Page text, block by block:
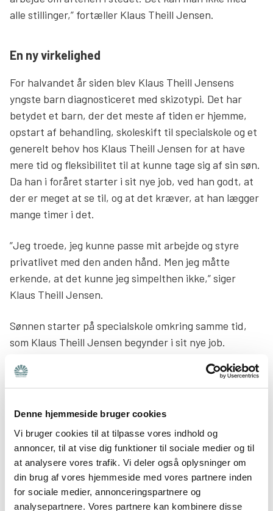
Denne hjemmeside bruger cookies
Vi bruger cookies til at tilpasse vores indhold og
annoncer, til at vise dig funktioner til sociale medier og til
at analysere vores trafik. Vi deler også oplysninger om
din brug af vores hjemmeside med vores partnere inden
for sociale medier, annonceringspartnere og
analysepartnere. Vores partnere kan kombinere disse
alle stillinger,” fortæller Klaus Theill Jensen.
En ny virkelighed
For halvandet år siden blev Klaus Theill Jensens
yngste barn diagnosticeret med skizotypi. Det har
betydet et barn, der det meste af tiden er hjemme,
opstart af behandling, skoleskift til specialskole og et
generelt behov hos Klaus Theill Jensen for at have
mere tid og fleksibilitet til at kunne tage sig af sin søn.
Da han i foråret starter i sit nye job, ved han godt, at
der er meget at se til, og at det kræver, at han lægger
mange timer i det.
”Jeg troede, jeg kunne passe mit arbejde og styre
privatlivet med den anden hånd. Men jeg måtte
erkende, at det kunne jeg simpelthen ikke,” siger
Klaus Theill Jensen.
Sønnen starter på specialskole omkring samme tid,
som Klaus Theill Jensen begynder i sit nye job.
specialskolen kunne få noget, som lignede en mere
normal hverdag. Desværre oplevede de ikke den
fremgang, som de troede. Med det store arbejdspres
erkende, at han var nødt til at arbejde mindre og have
mere tid til at tage sig af sin søn.
En ny og anderledes situation